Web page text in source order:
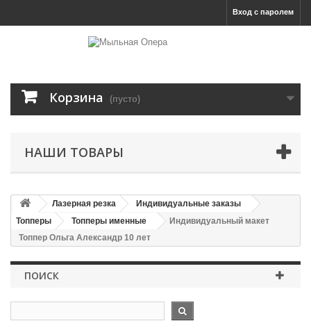
Вход с паролем
Корзина (пусто)
НАШИ ТОВАРЫ
Лазерная резка
Индивидуальные заказы
Топперы
Топперы именные
Индивидуальный макет
Топпер Ольга Александр 10 лет
ПОИСК